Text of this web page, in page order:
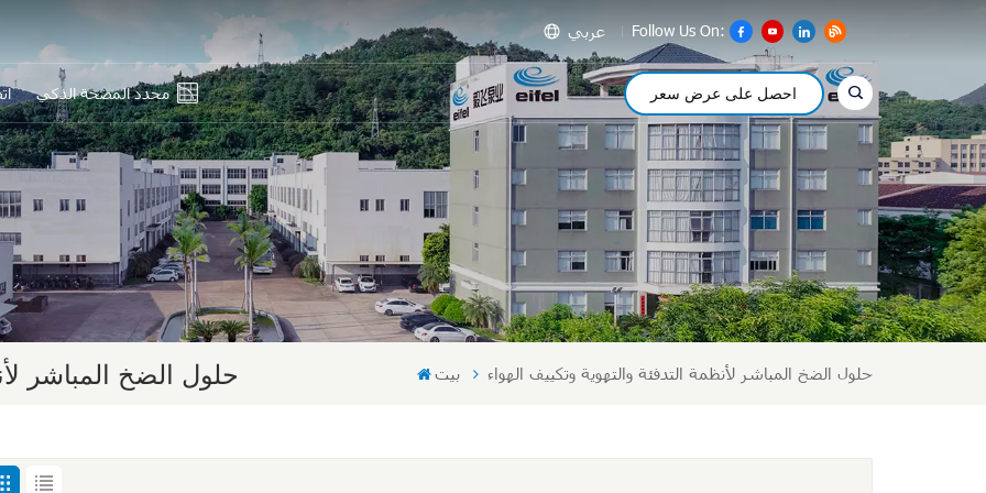
عربي
English
Русский
Español
عربي
中文
Follow Us On:
محدد المضخة الذكي احصل على عرض سعر
حلول الضخ المباشر بيت حلول الضخ المباشر لأنظمة التدفئة والتهوية وتكييف الهواء